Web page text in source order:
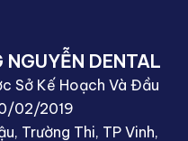
DENTAL
Sở Kế Hoạch Và Đầu
02/2019
Trường Thi, TP Vinh,